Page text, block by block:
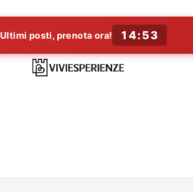
Ultimi posti, prenota ora! 14:52